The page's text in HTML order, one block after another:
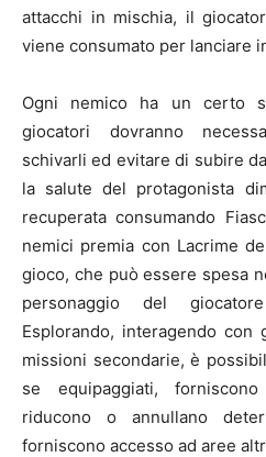
attacchi in mischia, il
viene consumato per lanciare
Ogni nemico ha un certo
giocatori dovranno
schivarli ed evitare di subire
la salute del protagonista
recuperata consumando
nemici premia con Lacrime
gioco, che può essere spesa
personaggio del
Esplorando, interagendo con
missioni secondarie, è
se equipaggiati,
riducono o annullano
forniscono accesso ad aree